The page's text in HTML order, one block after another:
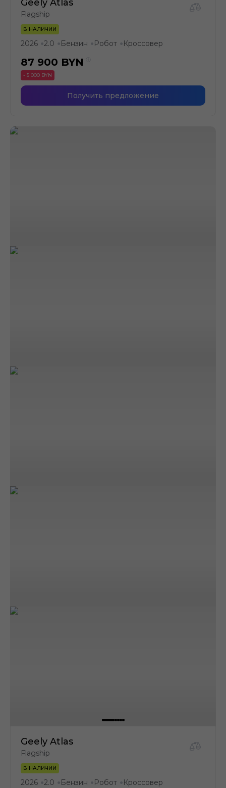
Geely Atlas
Flagship
В НАЛИЧИИ
2026 ●2.0 ● Бензин ● Робот ● Кроссовер
87 900 BYN
- 5 000 BYN
Получить предложение
Geely Atlas
Flagship
В НАЛИЧИИ
2026 ●2.0 ● Бензин ● Робот ● Кроссовер